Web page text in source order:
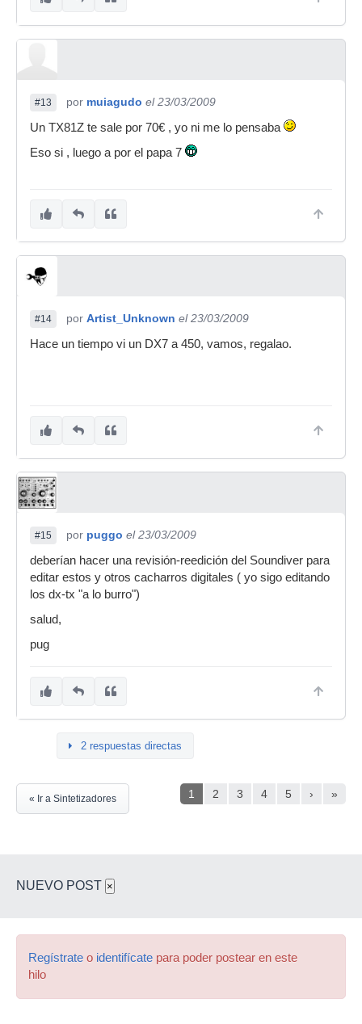
#13 por muiagudo el 23/03/2009
Un TX81Z te sale por 70€ , yo ni me lo pensaba
Eso si , luego a por el papa 7
#14 por Artist_Unknown el 23/03/2009
Hace un tiempo vi un DX7 a 450, vamos, regalao.
#15 por puggo el 23/03/2009
deberían hacer una revisión-reedición del Soundiver para
editar estos y otros cacharros digitales ( yo sigo editando
los dx-tx "a lo burro")
salud,
pug
2 respuestas directas
1 2 3 4 5 › »
« Ir a Sintetizadores
NUEVO POST ×
Regístrate o identifícate para poder postear en este
hilo